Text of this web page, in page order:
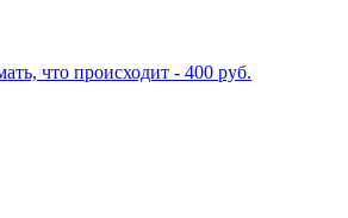
что происходит - 400 руб.